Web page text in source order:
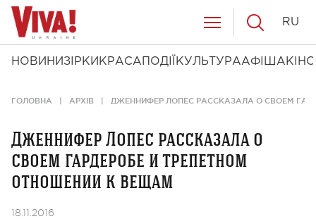
НОВИНИ ЗІРКИ КРАСА ПОДІЇ КУЛЬТУРААФІША КІНО
RU
ГОЛОВНА АРХІВ ДЖЕННИФЕР ЛОПЕС РАССКАЗАЛА О СВОЕМ
Дженнифер Лопес рассказала о
своем гардеробе и трепетном
отношении к вещам
18.11.2016